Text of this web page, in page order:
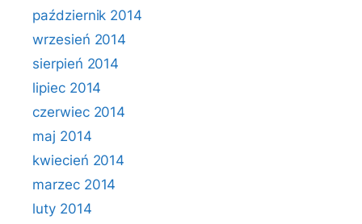
październik 2014
wrzesień 2014
sierpień 2014
lipiec 2014
czerwiec 2014
maj 2014
kwiecień 2014
marzec 2014
luty 2014